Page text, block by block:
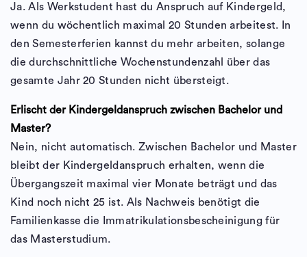
Ja. Als Werkstudent hast du Anspruch auf Kindergeld,
wenn du wöchentlich maximal 20 Stunden arbeitest. In
den Semesterferien kannst du mehr arbeiten, solange
die durchschnittliche Wochenstundenzahl über das
gesamte Jahr 20 Stunden nicht übersteigt.
Erlischt der Kindergeldanspruch zwischen Bachelor und
Master?
Nein, nicht automatisch. Zwischen Bachelor und Master
bleibt der Kindergeldanspruch erhalten, wenn die
Übergangszeit maximal vier Monate beträgt und das
Kind noch nicht 25 ist. Als Nachweis benötigt die
Familienkasse die Immatrikulationsbescheinigung für
das Masterstudium.